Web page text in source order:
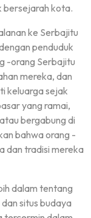
bersejarah kota.
ke Serbajitu
penduduk
-orang Serbajitu
mereka, dan
keluarga sejak
yang ramai,
bergabung di
bahwa orang -
dan tradisi mereka
dalam tentang
situs budaya